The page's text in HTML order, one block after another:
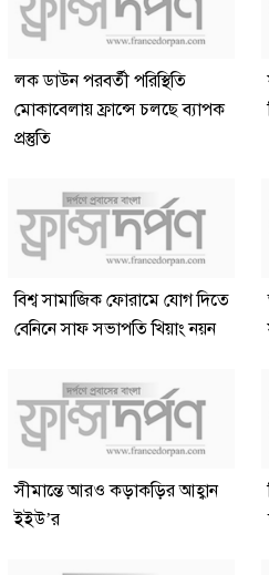
লক ডাউন পরবর্তী পরিস্থিতি
মোকাবেলায় ফ্রান্সে চলছে ব্যাপক
প্রস্তুতি
বিশ্ব সামাজিক ফোরামে যোগ দিতে
বেনিনে সাফ সভাপতি খিয়াং নয়ন
সীমান্তে আরও কড়াকড়ির আহ্বান
ইইউ’র